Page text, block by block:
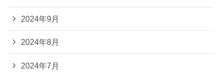
2024年9月
2024年8月
2024年7月